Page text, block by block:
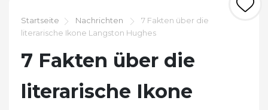
Startseite Nachrichten
7 Fakten über die
literarische Ikone Langston Hughes
7 Fakten über die
literarische Ikone